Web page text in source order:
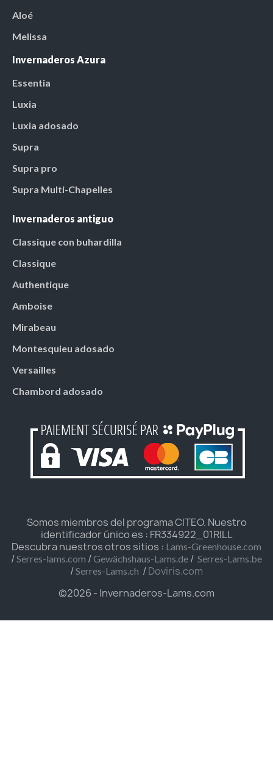
Aloé
Melissa
Invernaderos Azura
Essentia
Luxia
Luxia adosado
Supra
Supra pro
Supra Multi-Chapelles
Invernaderos antiguo
Classique con buhardilla
Classique
Authentique
Amboise
Mirabeau
Montesquieu adosado
Versailles
Chambord adosado
Somos miembros del programa CITEO. Nuestro
identificador único es : FR334922_01RILL
Descubra nuestros otros sitios : Lams-Greenhouse.com
/ Serres-lams.com /Gewächshaus-Lams.de / Serres-Lams.be
/ Serres-Lams.ch /Doviris.com
©2026 - Invernaderos-Lams.com